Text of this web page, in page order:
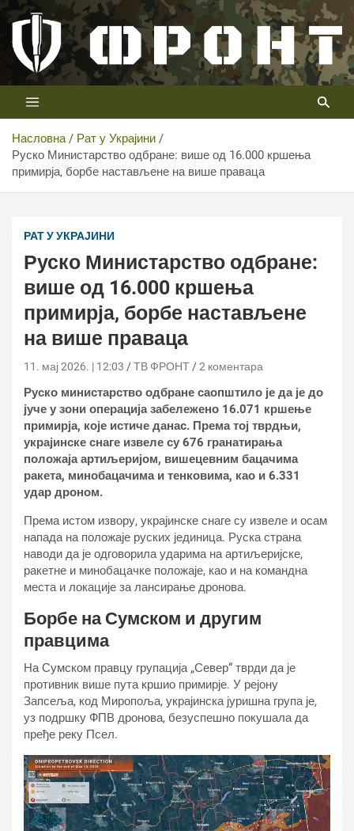
Скип
цонтент
Телевизија ФРОНТ
Први војни канал у Србији
Насловна
Рат у Украјини
Руско Министарство одбране: више од 16.000 кршења
примирја, борбе настављене на више праваца
РАТ У УКРАЈИНИ
Руско Министарство одбране:
више од 16.000 кршења
примирја, борбе настављене
на више праваца
11. мај 2026. | 12:03 ТВ ФРОНТ 2 коментара
Руско министарство одбране саопштило је да је до
јуче у зони операција забележено 16.071 кршење
примирја, које истиче данас. Према тој тврдњи,
украјинске снаге извеле су 676 гранатирања
положаја артиљеријом, вишецевним бацачима
ракета, минобацачима и тенковима, као и 6.331
удар дроном.
Према истом извору, украјинске снаге су извеле и осам
напада на положаје руских јединица. Руска страна
наводи да је одговорила ударима на артиљеријске,
ракетне и минобацачке положаје, као и на командна
места и локације за лансирање дронова.
Борбе на Сумском и другим
правцима
На Сумском правцу групација „Север“ тврди да је
противник више пута кршио примирје. У рејону
Запсеља, код Миропоља, украјинска јуришна група је,
уз подршку ФПВ дронова, безуспешно покушала да
пређе реку Псел.